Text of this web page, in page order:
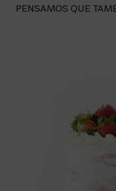
PENSAMOS QUE